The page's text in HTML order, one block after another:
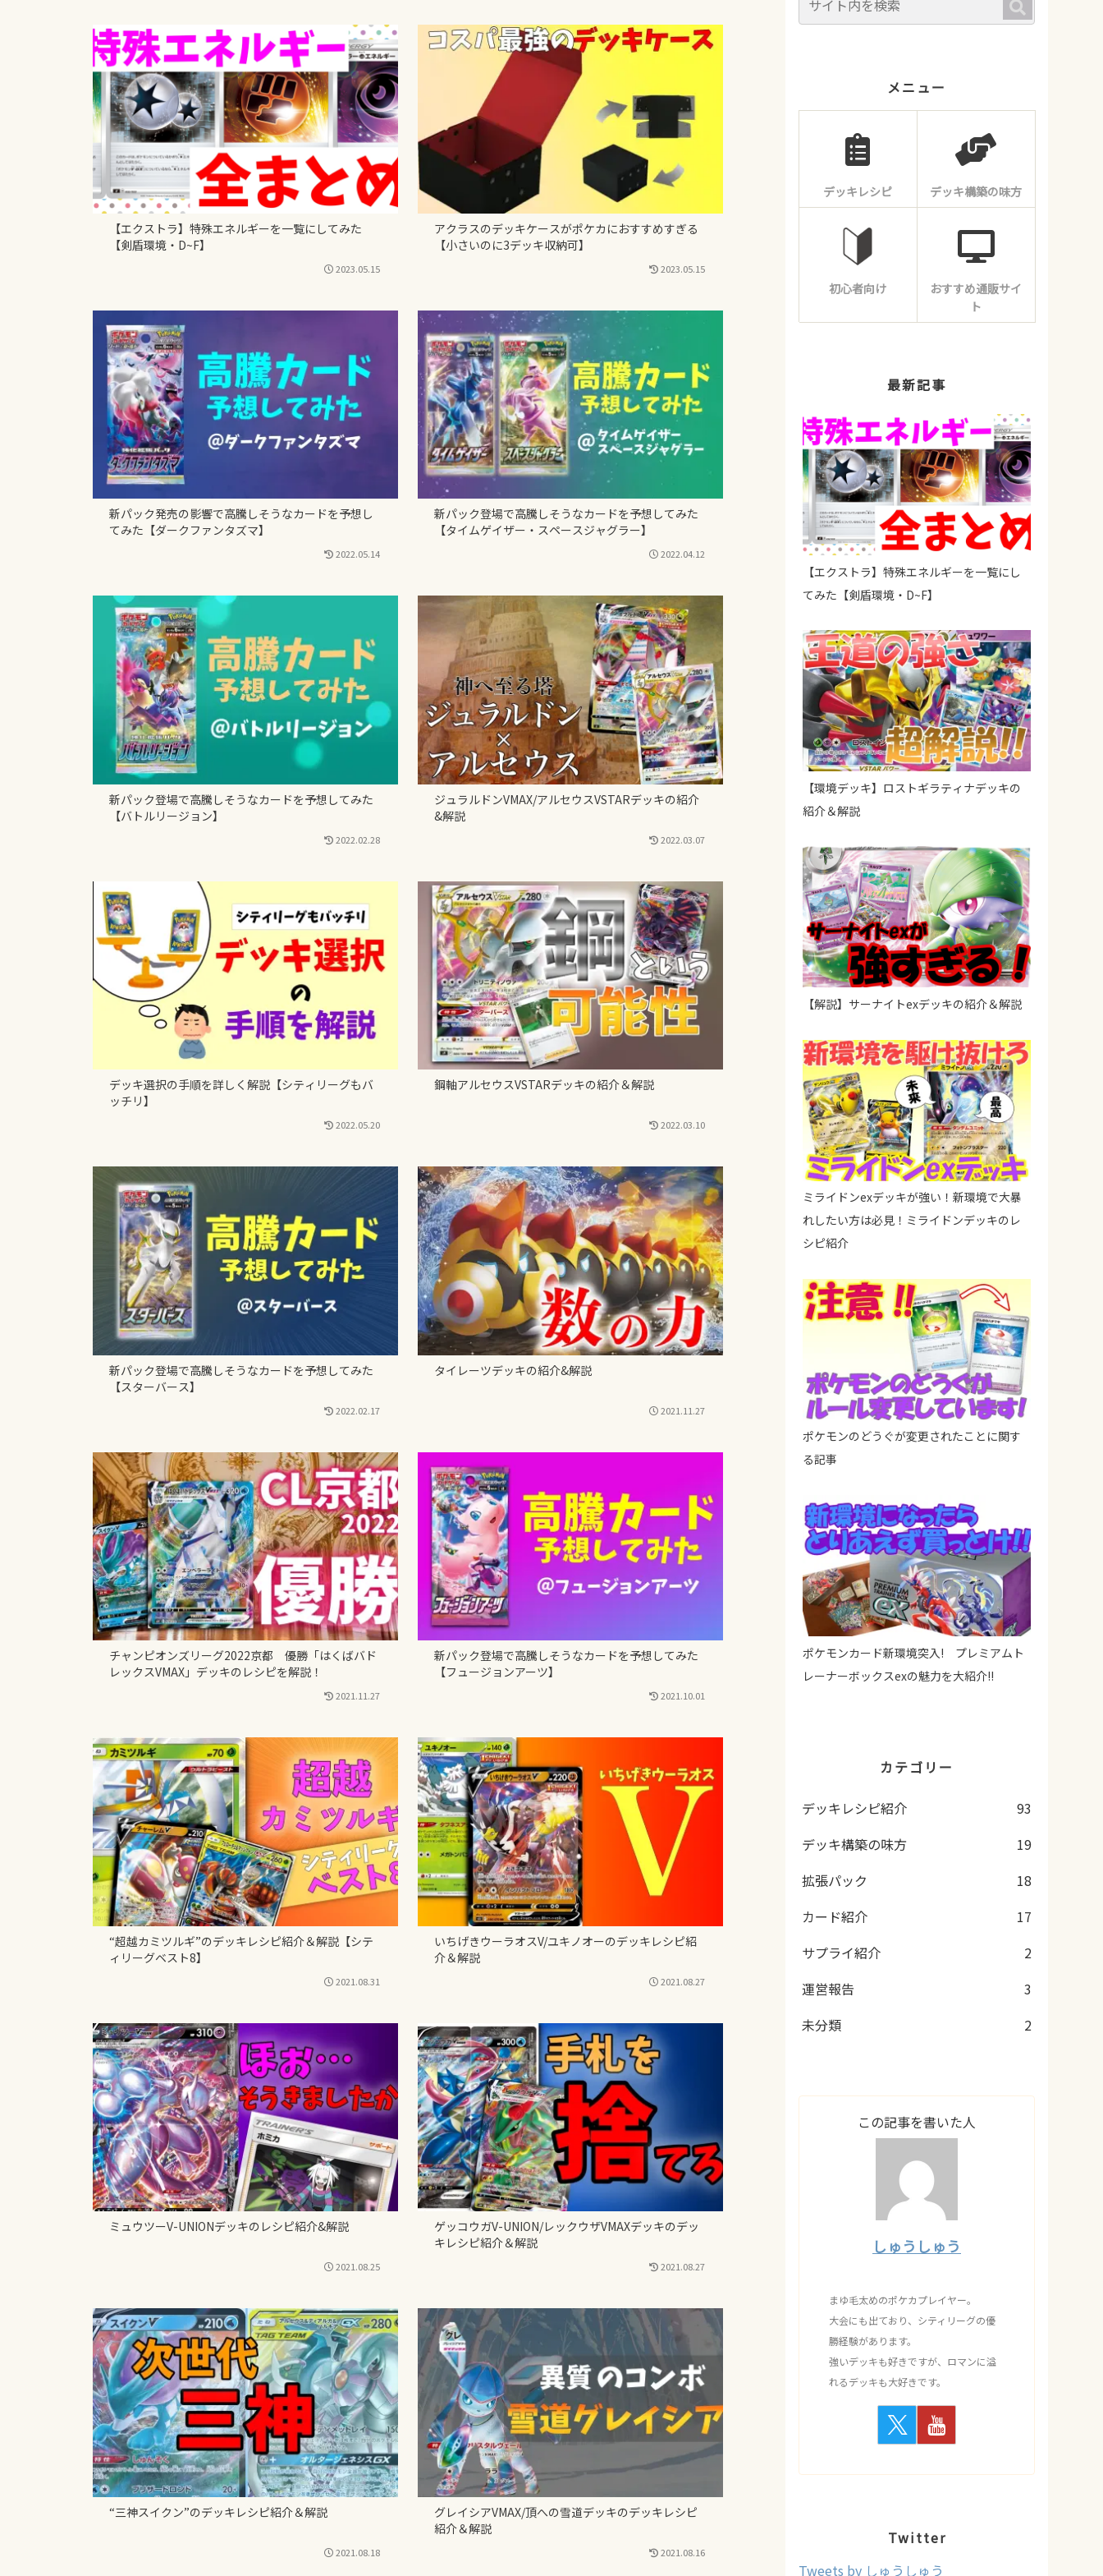
【エクストラ】特殊エネルギーを一覧にしてみた
【剣盾環境・D~F】
2023.05.15
アクラスのデッキケースがポケカにおすすめすぎる
【小さいのに3デッキ収納可】
2023.05.15
新パック発売の影響で高騰しそうなカードを予想し
てみた【ダークファンタズマ】
2022.05.14
新パック登場で高騰しそうなカードを予想してみた
【タイムゲイザー・スペースジャグラー】
2022.04.12
新パック登場で高騰しそうなカードを予想してみた
【バトルリージョン】
2022.02.28
ジュラルドンVMAX/アルセウスVSTARデッキの紹介
&解説
2022.03.07
デッキ選択の手順を詳しく解説【シティリーグもバ
ッチリ】
2022.05.20
鋼軸アルセウスVSTARデッキの紹介＆解説
2022.03.10
新パック登場で高騰しそうなカードを予想してみた
【スターバース】
2022.02.17
タイレーツデッキの紹介&解説
2021.11.27
チャンピオンズリーグ2022京都 優勝「はくばバド
レックスVMAX」デッキのレシピを解説！
2021.11.27
新パック登場で高騰しそうなカードを予想してみた
【フュージョンアーツ】
2021.10.01
“超越カミツルギ”のデッキレシピ紹介＆解説【シテ
ィリーグベスト8】
2021.08.31
いちげきウーラオスV/ユキノオーのデッキレシピ紹
介＆解説
2021.08.27
ミュウツーV-UNIONデッキのレシピ紹介&解説
2021.08.25
ゲッコウガV-UNION/レックウザVMAXデッキのデッ
キレシピ紹介＆解説
2021.08.27
“三神スイクン”のデッキレシピ紹介＆解説
2021.08.18
グレイシアVMAX/頂への雪道デッキのデッキレシピ
紹介＆解説
2021.08.16
メニュー
デッキレシピ デッキ構築の味方
初心者向け
おすすめ通販サイ
ト
最新記事
【エクストラ】特殊エネルギーを一覧にし
てみた【剣盾環境・D~F】
【環境デッキ】ロストギラティナデッキの
紹介＆解説
【解説】サーナイトexデッキの紹介＆解説
ミライドンexデッキが強い！新環境で大暴
れしたい方は必見！ミライドンデッキのレ
シピ紹介
ポケモンのどうぐが変更されたことに関す
る記事
ポケモンカード新環境突入! プレミアムト
レーナーボックスexの魅力を大紹介!!
カテゴリー
デッキレシピ紹介
93
デッキ構築の味方
19
拡張パック
18
カード紹介
17
サプライ紹介
2
運営報告
3
未分類
2
この記事を書いた人
しゅうしゅう
まゆ毛太めのポケカプレイヤー。
大会にも出ており、シティリーグの優
勝経験があります。
強いデッキも好きですが、ロマンに溢
れるデッキも大好きです。
Twitter
Tweets by しゅうしゅう